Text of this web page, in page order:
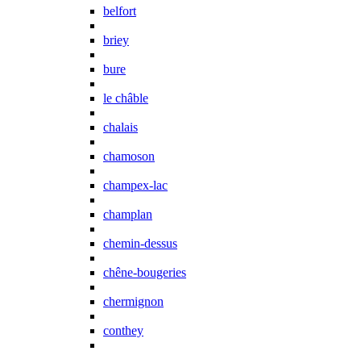
belfort
briey
bure
le châble
chalais
chamoson
champex-lac
champlan
chemin-dessus
chêne-bougeries
chermignon
conthey